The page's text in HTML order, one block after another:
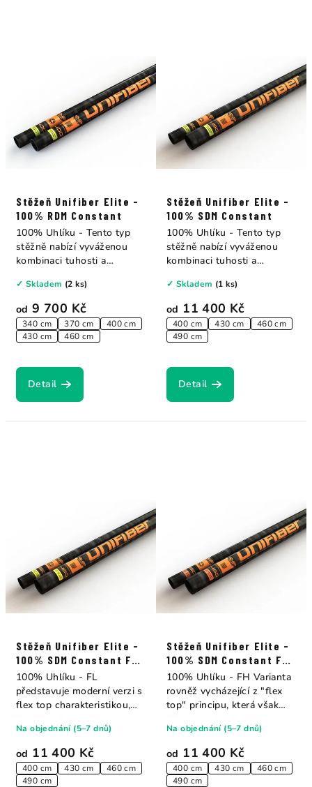
Stěžeň Unifiber Elite -
100% RDM Constant
od 9 700 Kč
340 cm 370 cm
400 cm
430 cm
460 cm
✓ Skladem (2 ks)
Detail
100% Uhlíku - Tento typ
stěžně nabízí vyváženou
kombinaci tuhosti a
Stěžeň Unifiber Elite -
100% SDM Constant
od 11 400 Kč
400 cm 430 cm
460 cm
490 cm
✓ Skladem (1 ks)
Detail
100% Uhlíku - Tento typ
stěžně nabízí vyváženou
kombinaci tuhosti a
Stěžeň Unifiber Elite -
100% SDM Constant FL
Curve
od 11 400 Kč
400 cm 430 cm
460 cm
490 cm
Na objednání (5–7 dnů)
100% Uhlíku - FL
představuje moderní verzi s
flex top charakteristikou,
Stěžeň Unifiber Elite -
100% SDM Constant FH
Curve
od 11 400 Kč
400 cm 430 cm
460 cm
490 cm
Na objednání (5–7 dnů)
100% Uhlíku - FH Varianta
rovněž vycházející z "flex
top" principu, která však